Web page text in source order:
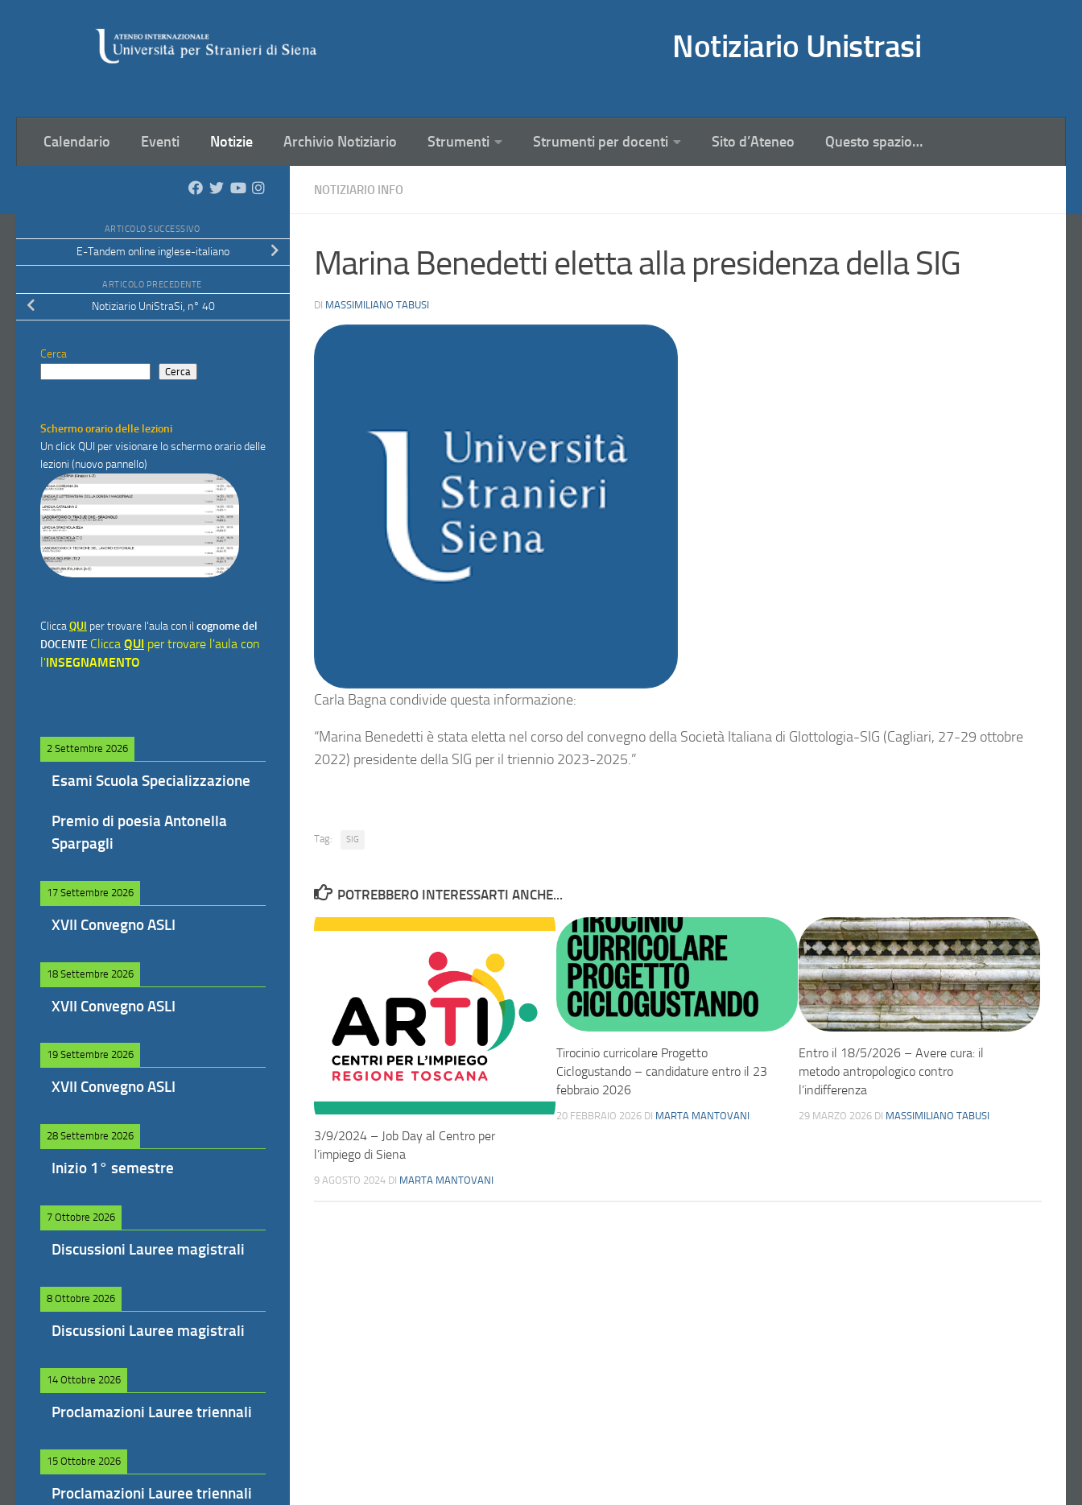
Notiziario Unistrasi
Calendario Eventi Notizie Archivio Notiziario Strumenti Strumenti per docenti Sito d’Ateneo Questo spazio…
NOTIZIARIO INFO
Marina Benedetti eletta alla presidenza della SIG
DI MASSIMILIANO TABUSI
Carla Bagna condivide questa informazione:
“Marina Benedetti è stata eletta nel corso del convegno della Società Italiana di Glottologia-SIG (Cagliari, 27-29 ottobre
2022) presidente della SIG per il triennio 2023-2025.”
Tag: SIG
POTREBBERO INTERESSARTI ANCHE...
3/9/2024 – Job Day al Centro per
l’impiego di Siena
9 AGOSTO 2024 DI MARTA MANTOVANI
Tirocinio curricolare Progetto
Ciclogustando – candidature entro il 23
febbraio 2026
20 FEBBRAIO 2026 DI MARTA MANTOVANI
Entro il 18/5/2026 – Avere cura: il
metodo antropologico contro
l’indifferenza
29 MARZO 2026 DI MASSIMILIANO TABUSI
ARTICOLO SUCCESSIVO
E-Tandem online inglese-italiano
ARTICOLO PRECEDENTE
Notiziario UniStraSi, n° 40
Cerca
Cerca
Schermo orario delle lezioni
Un click QUI per visionare lo schermo orario delle
lezioni (nuovo pannello)
CliccaQUI per trovare l'aula con il cognome del
DOCENTE Clicca QUI per trovare l'aula con
l'INSEGNAMENTO
2 Settembre 2026
Esami Scuola Specializzazione
Premio di poesia Antonella
Sparpagli
17 Settembre 2026
XVII Convegno ASLI
18 Settembre 2026
XVII Convegno ASLI
19 Settembre 2026
XVII Convegno ASLI
28 Settembre 2026
Inizio 1° semestre
7 Ottobre 2026
Discussioni Lauree magistrali
8 Ottobre 2026
Discussioni Lauree magistrali
14 Ottobre 2026
Proclamazioni Lauree triennali
15 Ottobre 2026
Proclamazioni Lauree triennali